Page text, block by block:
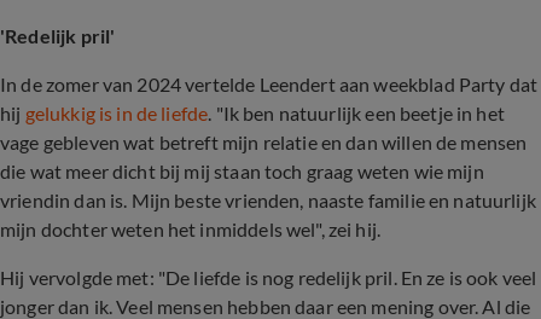
'Redelijk pril'
In de zomer van 2024 vertelde Leendert aan weekblad Party dat
hij gelukkig is in de liefde. "Ik ben natuurlijk een beetje in het
vage gebleven wat betreft mijn relatie en dan willen de mensen
die wat meer dicht bij mij staan toch graag weten wie mijn
vriendin dan is. Mijn beste vrienden, naaste familie en natuurlijk
mijn dochter weten het inmiddels wel", zei hij.
Hij vervolgde met: "De liefde is nog redelijk pril. En ze is ook veel
jonger dan ik. Veel mensen hebben daar een mening over. Al die